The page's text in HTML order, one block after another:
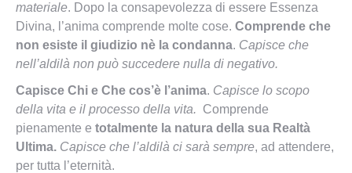
materiale. Dopo la consapevolezza di essere Essenza
Divina, l’anima comprende molte cose. Comprende che
non esiste il giudizio nè la condanna. Capisce che
nell’aldilà non può succedere nulla di negativo.
Capisce Chi e Che cos’è l’anima. Capisce lo scopo
della vita e il processo della vita. Comprende
pienamente e totalmente la natura della sua Realtà
Ultima. Capisce che l’aldilà ci sarà sempre, ad attendere,
per tutta l’eternità.